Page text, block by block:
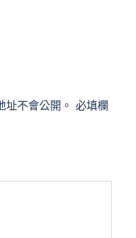
址不會公開。 必填欄